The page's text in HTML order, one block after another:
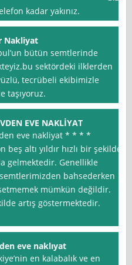
kadar yakınız.
Nakliyat
bütün semtlerinde
sektördeki ilklerden
tecrübeli ekibimizle
taşıyoruz.
EVE NAKLİYAT
eve nakliyat * * * *
beş altı yıldır hızlı bir şekilde
gelmektedir. Genellikle
bahsederken
mümkün değildir.
artış göstermektedir.
eve naklıyat
en kalabalık ve en